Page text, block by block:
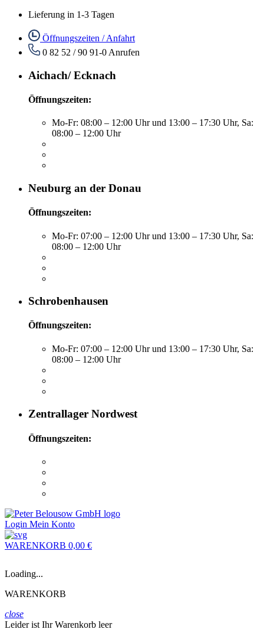
Lieferung in 1-3 Tagen
Öffnungszeiten / Anfahrt
0 82 52 / 90 91-0 Anrufen
Aichach/ Ecknach
Öffnungszeiten:
Mo-Fr: 08:00 – 12:00 Uhr und 13:00 – 17:30 Uhr, Sa:
08:00 – 12:00 Uhr
Neuburg an der Donau
Öffnungszeiten:
Mo-Fr: 07:00 – 12:00 Uhr und 13:00 – 17:30 Uhr, Sa:
08:00 – 12:00 Uhr
Schrobenhausen
Öffnungszeiten:
Mo-Fr: 07:00 – 12:00 Uhr und 13:00 – 17:30 Uhr, Sa:
08:00 – 12:00 Uhr
Zentrallager Nordwest
Öffnungszeiten:
Login Mein Konto
WARENKORB 0,00 €
Loading...
WARENKORB
close
Leider ist Ihr Warenkorb leer